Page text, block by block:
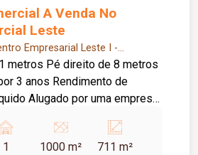
A Venda No
Leste
Empresarial Leste I -
metros Pé direito de 8 metros
de
empresa
1 1000 m² 711 m²